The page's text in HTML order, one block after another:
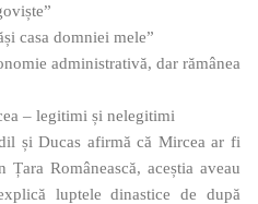
casa domniei mele”
administrativă, dar rămânea
– legitimi și nelegitimi
și Ducas afirmă că Mircea ar fi
Românească, aceștia aveau
luptele dinastice de după